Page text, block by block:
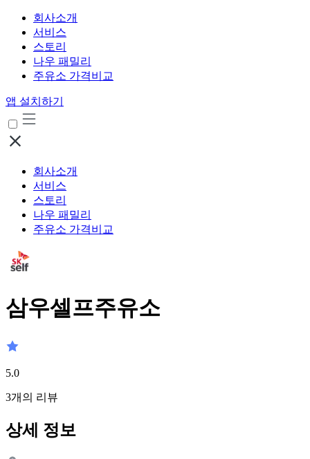
회사소개
서비스
스토리
나우 패밀리
주유소 가격비교
앱 설치하기
회사소개
서비스
스토리
나우 패밀리
주유소 가격비교
삼우셀프주유소
5.0
3개의 리뷰
상세 정보